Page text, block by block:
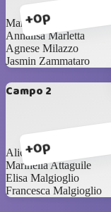
+0p
Maria Palermo
Annalisa Marletta
Agnese Milazzo
Jasmin Zammataro
Campo 2
+0p
Alice Murgo
Marinella Attaguile
Elisa Malgioglio
Francesca Malgioglio